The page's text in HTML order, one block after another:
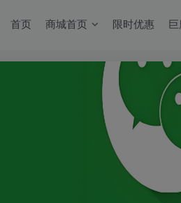
首页 商城首页 限时优惠